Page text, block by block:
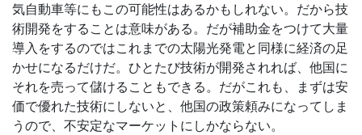
気自動車等にもこの可能性はあるかもしれない。だから技
術開発をすることは意味がある。だが補助金をつけて大量
導入をするのではこれまでの太陽光発電と同様に経済の足
かせになるだけだ。ひとたび技術が開発されれば、他国に
それを売って儲けることもできる。だがこれも、まずは安
価で優れた技術にしないと、他国の政策頼みになってしま
うので、不安定なマーケットにしかならない。